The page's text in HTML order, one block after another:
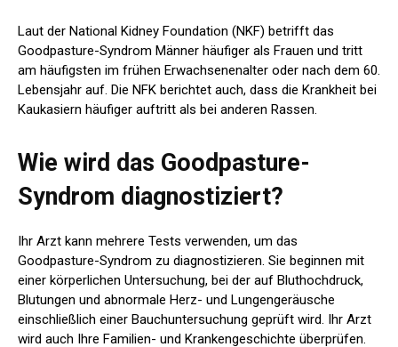
Laut der National Kidney Foundation (NKF) betrifft das
Goodpasture-Syndrom Männer häufiger als Frauen und tritt
am häufigsten im frühen Erwachsenenalter oder nach dem 60.
Lebensjahr auf. Die NFK berichtet auch, dass die Krankheit bei
Kaukasiern häufiger auftritt als bei anderen Rassen.
Wie wird das Goodpasture-
Syndrom diagnostiziert?
Ihr Arzt kann mehrere Tests verwenden, um das
Goodpasture-Syndrom zu diagnostizieren. Sie beginnen mit
einer körperlichen Untersuchung, bei der auf Bluthochdruck,
Blutungen und abnormale Herz- und Lungengeräusche
einschließlich einer Bauchuntersuchung geprüft wird. Ihr Arzt
wird auch Ihre Familien- und Krankengeschichte überprüfen.